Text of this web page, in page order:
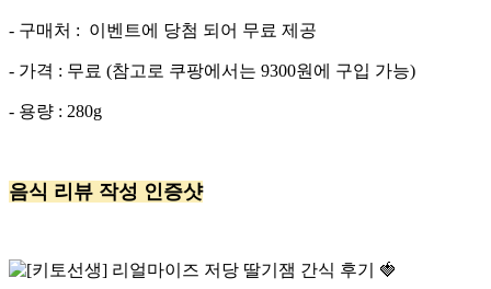
- 구매처 : 이벤트에 당첨 되어 무료 제공
- 가격 : 무료 (참고로 쿠팡에서는 9300원에 구입 가능)
- 용량 : 280g
음식 리뷰 작성 인증샷